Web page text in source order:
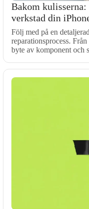
Bakom kulisserna:
verkstad din
Följ med på en
reparationsprocess.
byte av komponent